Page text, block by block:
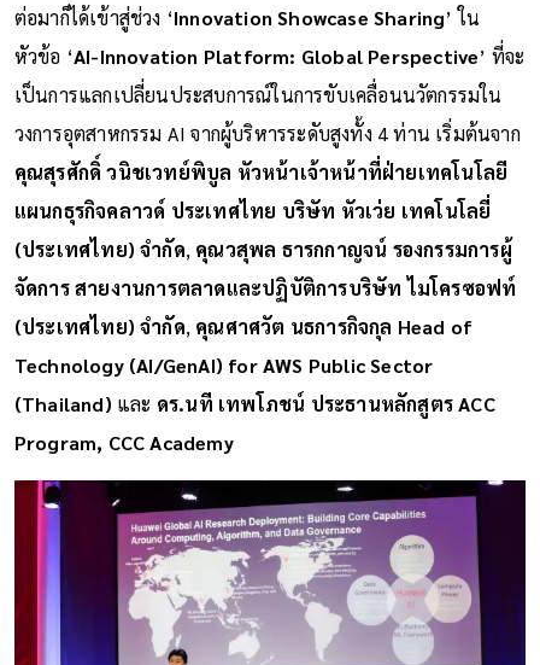
ต่อมาก็ได้เข้าสู่ช่วง ‘Innovation Showcase Sharing’ ใน
หัวข้อ ‘AI-Innovation Platform: Global Perspective’ ที่จะ
เป็นการแลกเปลี่ยนประสบการณ์ในการขับเคลื่อนนวัตกรรมใน
วงการอุตสาหกรรม AI จากผู้บริหารระดับสูงทั้ง 4 ท่าน เริ่มต้นจาก
คุณสุรศักดิ์ วนิชเวทย์พิบูล หัวหน้าเจ้าหน้าที่ฝ่ายเทคโนโลยี
แผนกธุรกิจคลาวด์ ประเทศไทย บริษัท หัวเว่ย เทคโนโลยี่
(ประเทศไทย) จำกัด, คุณวสุพล ธารกกาญจน์ รองกรรมการผู้
จัดการ สายงานการตลาดและปฏิบัติการบริษัท ไมโครซอฟท์
(ประเทศไทย) จำกัด, คุณศาศวัต นธการกิจกุล Head of
Technology (AI/GenAI) for AWS Public Sector
(Thailand) และ ดร.นที เทพโภชน์ ประธานหลักสูตร ACC
Program, CCC Academy